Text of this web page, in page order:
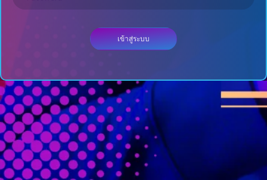
เข้าสู่ระบบ